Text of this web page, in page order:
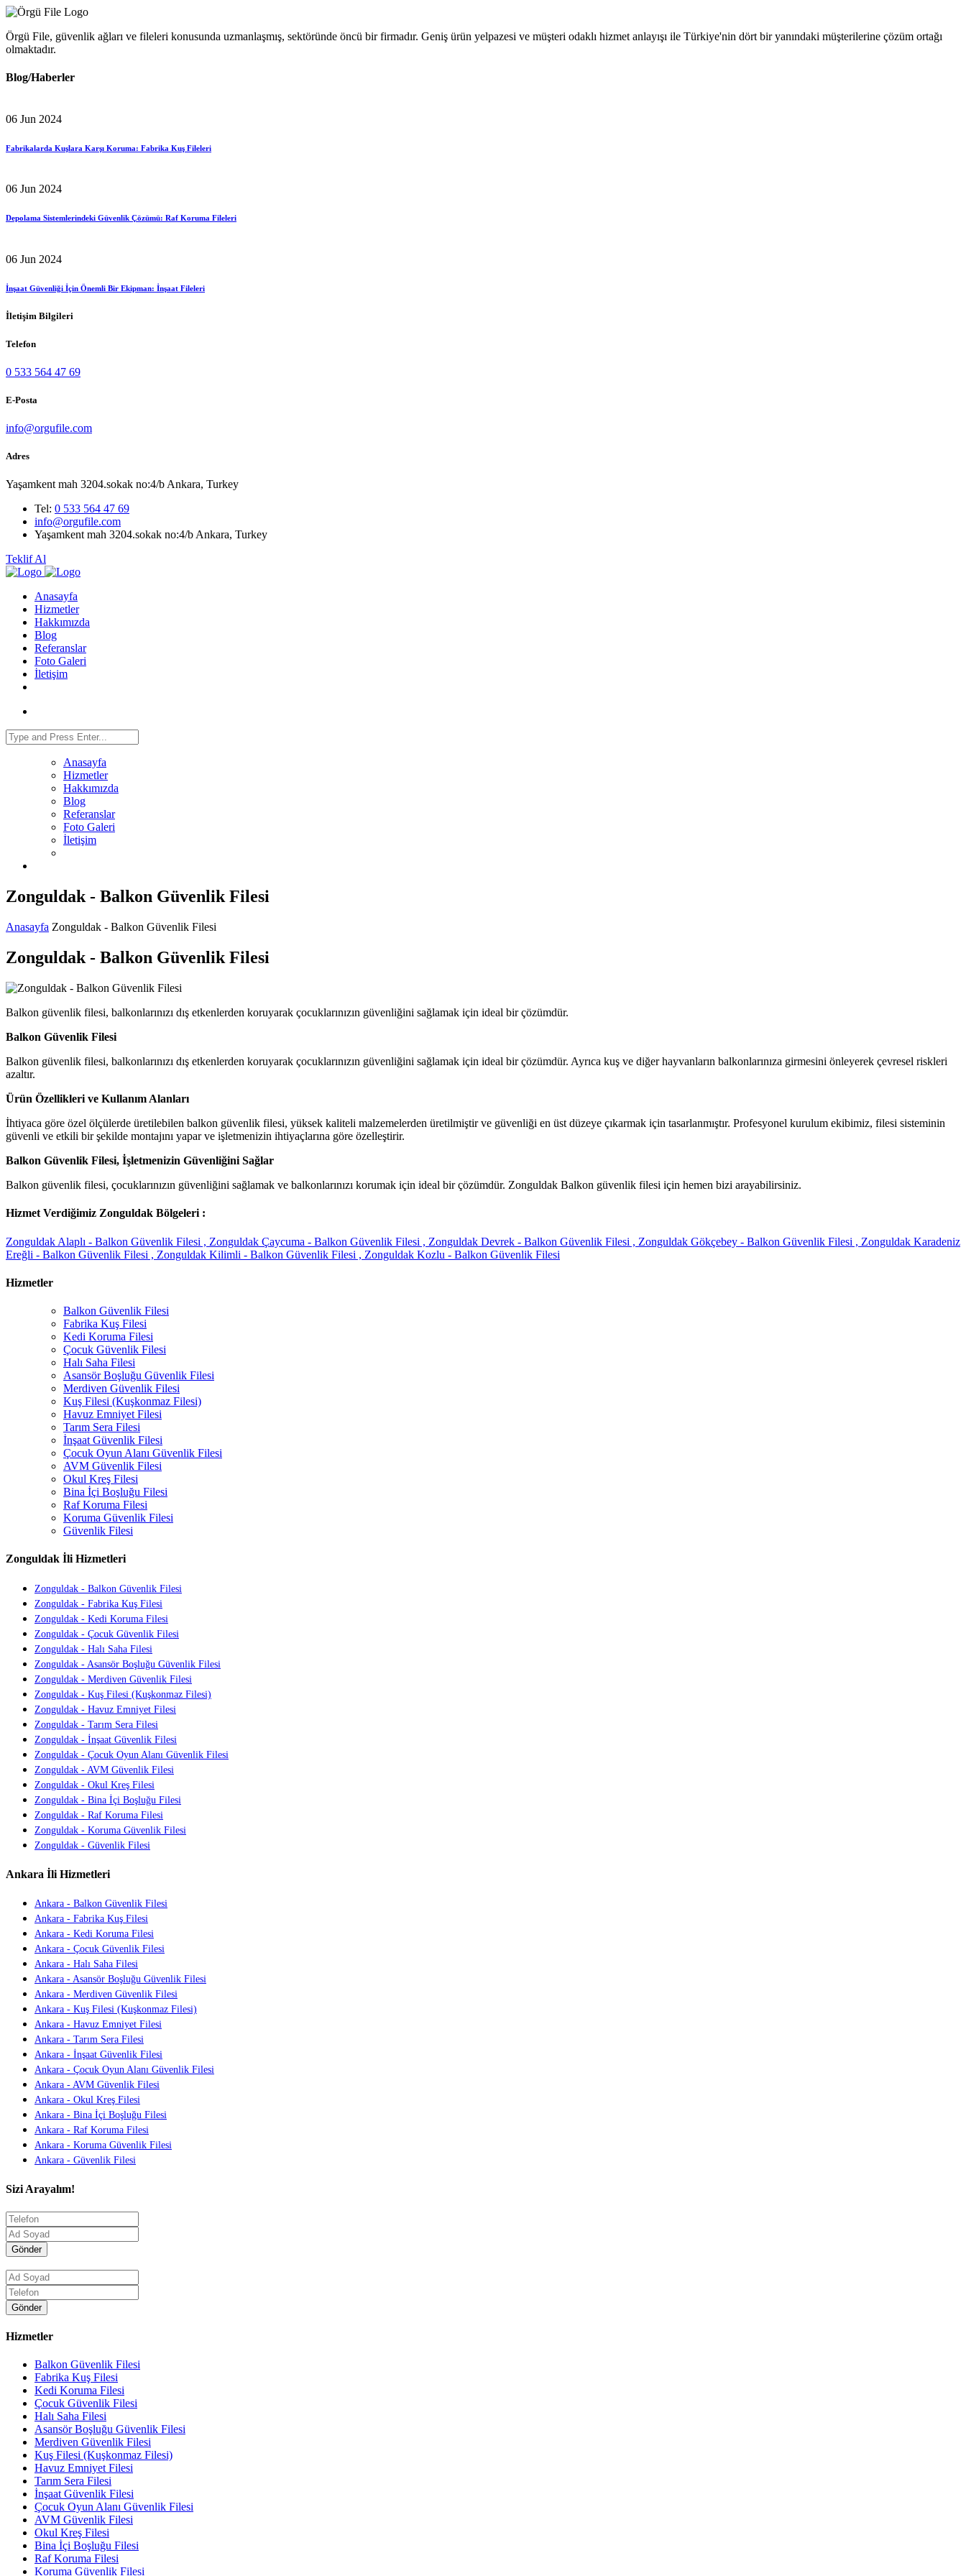
Örgü File, güvenlik ağları ve fileleri konusunda uzmanlaşmış, sektöründe öncü bir firmadır. Geniş ürün yelpazesi ve müşteri odaklı hizmet anlayışı ile Türkiye'nin dört bir yanındaki müşterilerine çözüm ortağı
olmaktadır.
Blog/Haberler
06 Jun 2024
Fabrikalarda Kuşlara Karşı Koruma: Fabrika Kuş Fileleri
06 Jun 2024
Depolama Sistemlerindeki Güvenlik Çözümü: Raf Koruma Fileleri
06 Jun 2024
İnşaat Güvenliği İçin Önemli Bir Ekipman: İnşaat Fileleri
İletişim Bilgileri
Telefon
0 533 564 47 69
E-Posta
info@orgufile.com
Adres
Yaşamkent mah 3204.sokak no:4/b Ankara, Turkey
Tel: 0 533 564 47 69
info@orgufile.com
Yaşamkent mah 3204.sokak no:4/b Ankara, Turkey
Teklif Al
Anasayfa
Hizmetler
Hakkımızda
Blog
Referanslar
Foto Galeri
İletişim
Anasayfa
Hizmetler
Hakkımızda
Blog
Referanslar
Foto Galeri
İletişim
Zonguldak - Balkon Güvenlik Filesi
Anasayfa Zonguldak - Balkon Güvenlik Filesi
Zonguldak - Balkon Güvenlik Filesi
Balkon güvenlik filesi, balkonlarınızı dış etkenlerden koruyarak çocuklarınızın güvenliğini sağlamak için ideal bir çözümdür.
Balkon Güvenlik Filesi
Balkon güvenlik filesi, balkonlarınızı dış etkenlerden koruyarak çocuklarınızın güvenliğini sağlamak için ideal bir çözümdür. Ayrıca kuş ve diğer hayvanların balkonlarınıza girmesini önleyerek çevresel riskleri
azaltır.
Ürün Özellikleri ve Kullanım Alanları
İhtiyaca göre özel ölçülerde üretilebilen balkon güvenlik filesi, yüksek kaliteli malzemelerden üretilmiştir ve güvenliği en üst düzeye çıkarmak için tasarlanmıştır. Profesyonel kurulum ekibimiz, filesi sisteminin
güvenli ve etkili bir şekilde montajını yapar ve işletmenizin ihtiyaçlarına göre özelleştirir.
Balkon Güvenlik Filesi, İşletmenizin Güvenliğini Sağlar
Balkon güvenlik filesi, çocuklarınızın güvenliğini sağlamak ve balkonlarınızı korumak için ideal bir çözümdür. Zonguldak Balkon güvenlik filesi için hemen bizi arayabilirsiniz.
Hizmet Verdiğimiz Zonguldak Bölgeleri :
Zonguldak Alaplı - Balkon Güvenlik Filesi , Zonguldak Çaycuma - Balkon Güvenlik Filesi , Zonguldak Devrek - Balkon Güvenlik Filesi , Zonguldak Gökçebey - Balkon Güvenlik Filesi , Zonguldak Karadeniz
Ereğli - Balkon Güvenlik Filesi , Zonguldak Kilimli - Balkon Güvenlik Filesi , Zonguldak Kozlu - Balkon Güvenlik Filesi
Hizmetler
Balkon Güvenlik Filesi
Fabrika Kuş Filesi
Kedi Koruma Filesi
Çocuk Güvenlik Filesi
Halı Saha Filesi
Asansör Boşluğu Güvenlik Filesi
Merdiven Güvenlik Filesi
Kuş Filesi (Kuşkonmaz Filesi)
Havuz Emniyet Filesi
Tarım Sera Filesi
İnşaat Güvenlik Filesi
Çocuk Oyun Alanı Güvenlik Filesi
AVM Güvenlik Filesi
Okul Kreş Filesi
Bina İçi Boşluğu Filesi
Raf Koruma Filesi
Koruma Güvenlik Filesi
Güvenlik Filesi
Zonguldak İli Hizmetleri
Zonguldak - Balkon Güvenlik Filesi
Zonguldak - Fabrika Kuş Filesi
Zonguldak - Kedi Koruma Filesi
Zonguldak - Çocuk Güvenlik Filesi
Zonguldak - Halı Saha Filesi
Zonguldak - Asansör Boşluğu Güvenlik Filesi
Zonguldak - Merdiven Güvenlik Filesi
Zonguldak - Kuş Filesi (Kuşkonmaz Filesi)
Zonguldak - Havuz Emniyet Filesi
Zonguldak - Tarım Sera Filesi
Zonguldak - İnşaat Güvenlik Filesi
Zonguldak - Çocuk Oyun Alanı Güvenlik Filesi
Zonguldak - AVM Güvenlik Filesi
Zonguldak - Okul Kreş Filesi
Zonguldak - Bina İçi Boşluğu Filesi
Zonguldak - Raf Koruma Filesi
Zonguldak - Koruma Güvenlik Filesi
Zonguldak - Güvenlik Filesi
Ankara İli Hizmetleri
Ankara - Balkon Güvenlik Filesi
Ankara - Fabrika Kuş Filesi
Ankara - Kedi Koruma Filesi
Ankara - Çocuk Güvenlik Filesi
Ankara - Halı Saha Filesi
Ankara - Asansör Boşluğu Güvenlik Filesi
Ankara - Merdiven Güvenlik Filesi
Ankara - Kuş Filesi (Kuşkonmaz Filesi)
Ankara - Havuz Emniyet Filesi
Ankara - Tarım Sera Filesi
Ankara - İnşaat Güvenlik Filesi
Ankara - Çocuk Oyun Alanı Güvenlik Filesi
Ankara - AVM Güvenlik Filesi
Ankara - Okul Kreş Filesi
Ankara - Bina İçi Boşluğu Filesi
Ankara - Raf Koruma Filesi
Ankara - Koruma Güvenlik Filesi
Ankara - Güvenlik Filesi
Sizi Arayalım!
Gönder
Gönder
Hizmetler
Balkon Güvenlik Filesi
Fabrika Kuş Filesi
Kedi Koruma Filesi
Çocuk Güvenlik Filesi
Halı Saha Filesi
Asansör Boşluğu Güvenlik Filesi
Merdiven Güvenlik Filesi
Kuş Filesi (Kuşkonmaz Filesi)
Havuz Emniyet Filesi
Tarım Sera Filesi
İnşaat Güvenlik Filesi
Çocuk Oyun Alanı Güvenlik Filesi
AVM Güvenlik Filesi
Okul Kreş Filesi
Bina İçi Boşluğu Filesi
Raf Koruma Filesi
Koruma Güvenlik Filesi